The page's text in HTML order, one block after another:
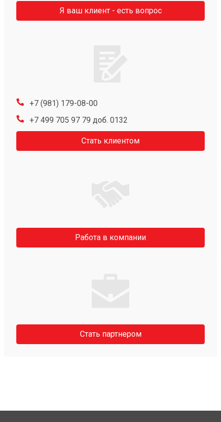
Я ваш клиент - есть вопрос
+7 (981) 179-08-00
+7 499 705 97 79 доб. 0132
Стать клиентом
Работа в компании
Стать партнером